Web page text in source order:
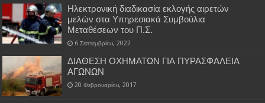
Ηλεκτρονική διαδικασία εκλογής αιρετών
μελών στα Υπηρεσιακά Συμβούλια
Μεταθέσεων του Π.Σ.
6 Σεπτεμβρίου, 2022
ΔΙΑΘΕΣΗ ΟΧΗΜΑΤΩΝ ΓΙΑ ΠΥΡΑΣΦΑΛΕΙΑ
ΑΓΩΝΩΝ
20 Φεβρουαρίου, 2017